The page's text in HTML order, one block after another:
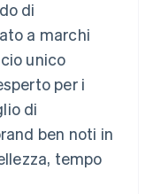
glidi
a marchi
unico
per i
di
ben noti in
tempo